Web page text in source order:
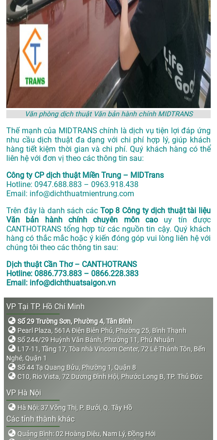
Văn phòng dịch thuật Văn bản hành chính MIDTRANS
Thế mạnh của MIDTRANS chính là dịch vụ tiện lợi đáp ứng
nhu cầu dịch thuật đa dạng với chi phí hợp lý, giúp khách
hàng tiết kiệm thời gian và chi phí. Quý khách hàng có thể
liên hệ với đơn vị theo các thông tin sau:
Công ty CP dịch thuật Miền Trung – MIDTrans
Hotline: 0947.688.883 – 0963.918.438
Email: info@dichthuatmientrung.com
Trên đây là danh sách các Top 8 Công ty dịch thuật tài liệu
Văn bản hành chính chuyên môn cao uy tín được
CANTHOTRANS tổng hợp từ các nguồn tin cậy. Quý khách
hàng có thắc mắc hoặc ý kiến đóng góp vui lòng liên hệ với
chúng tôi theo các thông tin sau:
Dịch thuật Cần Thơ – CANTHOTRANS
Hotline: 0886.773.883 – 0866.228.383
Email: info@dichthuatsaigon.vn
VP Tại TP. Hồ Chí Minh
Số 29 Trường Sơn, Phường 4, Tân Bình
Pearl Plaza, 561A Điện Biên Phủ, Phường 25, Bình Thạnh
Số 244/29 Huỳnh Văn Bánh, Phường 11, Phú Nhuận
L17-11, Tầng 17, Tòa nhà Vincom Center, 72 Lê Thánh Tôn, Bến
Nghé, Quận 1
Số 44 Tạ Quang Bửu, Phường 1, Quận 8
C10, Rio Vista, 72 Dương Đình Hội, Phước Long B, TP. Thủ Đức
VP Hà Nội
Hà Nội: 37 Võng Thị, P. Bưởi, Q. Tây Hồ
Các tỉnh thành khác
Quảng Bình: 02 Hoàng Diệu, Nam Lý, Đồng Hới